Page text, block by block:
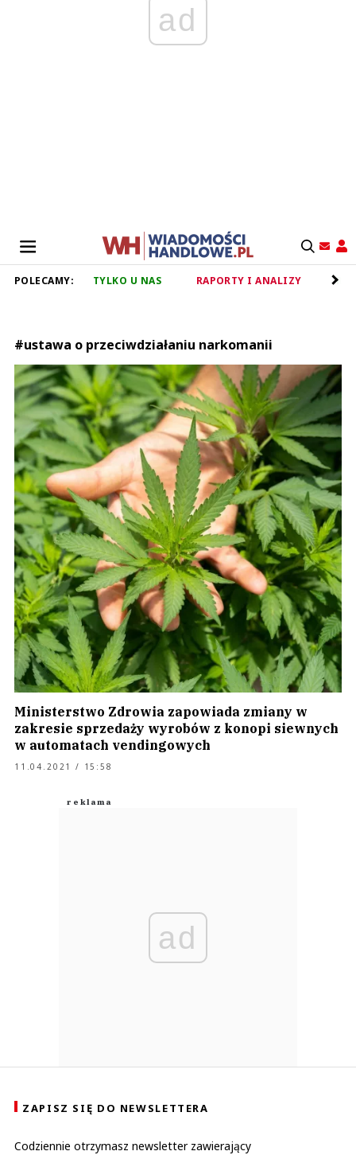
ad
POLECAMY: TYLKO U NAS RAPORTY I ANALIZY
#ustawa o przeciwdziałaniu narkomanii
Ministerstwo Zdrowia zapowiada zmiany w
zakresie sprzedaży wyrobów z konopi siewnych
w automatach vendingowych
11.04.2021 / 15:58
ad
ZAPISZ SIĘ DO NEWSLETTERA
Codziennie otrzymasz newsletter zawierający